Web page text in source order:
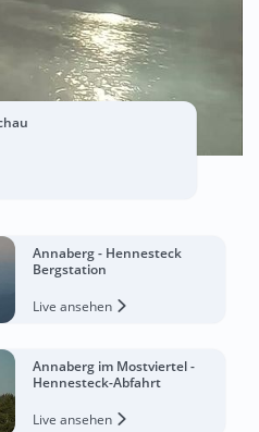
Annaberg - Hennesteck
Bergstation
Live ansehen
Annaberg im Mostviertel -
Hennesteck-Abfahrt
Live ansehen